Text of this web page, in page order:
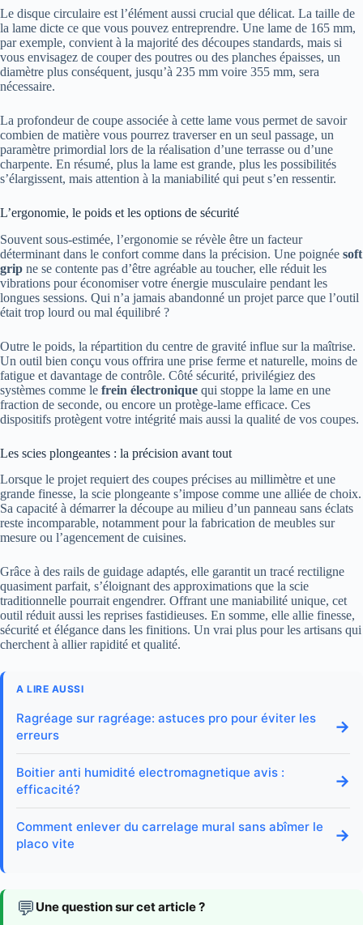
Le disque circulaire est l’élément aussi crucial que délicat. La taille de
la lame dicte ce que vous pouvez entreprendre. Une lame de 165 mm,
par exemple, convient à la majorité des découpes standards, mais si
vous envisagez de couper des poutres ou des planches épaisses, un
diamètre plus conséquent, jusqu’à 235 mm voire 355 mm, sera
nécessaire.
La profondeur de coupe associée à cette lame vous permet de savoir
combien de matière vous pourrez traverser en un seul passage, un
paramètre primordial lors de la réalisation d’une terrasse ou d’une
charpente. En résumé, plus la lame est grande, plus les possibilités
s’élargissent, mais attention à la maniabilité qui peut s’en ressentir.
L’ergonomie, le poids et les options de sécurité
Souvent sous-estimée, l’ergonomie se révèle être un facteur
déterminant dans le confort comme dans la précision. Une poignée soft
grip ne se contente pas d’être agréable au toucher, elle réduit les
vibrations pour économiser votre énergie musculaire pendant les
longues sessions. Qui n’a jamais abandonné un projet parce que l’outil
était trop lourd ou mal équilibré ?
Outre le poids, la répartition du centre de gravité influe sur la maîtrise.
Un outil bien conçu vous offrira une prise ferme et naturelle, moins de
fatigue et davantage de contrôle. Côté sécurité, privilégiez des
systèmes comme le frein électronique qui stoppe la lame en une
fraction de seconde, ou encore un protège-lame efficace. Ces
dispositifs protègent votre intégrité mais aussi la qualité de vos coupes.
Les scies plongeantes : la précision avant tout
Lorsque le projet requiert des coupes précises au millimètre et une
grande finesse, la scie plongeante s’impose comme une alliée de choix.
Sa capacité à démarrer la découpe au milieu d’un panneau sans éclats
reste incomparable, notamment pour la fabrication de meubles sur
mesure ou l’agencement de cuisines.
Grâce à des rails de guidage adaptés, elle garantit un tracé rectiligne
quasiment parfait, s’éloignant des approximations que la scie
traditionnelle pourrait engendrer. Offrant une maniabilité unique, cet
outil réduit aussi les reprises fastidieuses. En somme, elle allie finesse,
sécurité et élégance dans les finitions. Un vrai plus pour les artisans qui
cherchent à allier rapidité et qualité.
A LIRE AUSSI
Ragréage sur ragréage: astuces pro pour éviter les
erreurs
→
Boitier anti humidité electromagnetique avis :
efficacité?
→
Comment enlever du carrelage mural sans abîmer le
placo vite
→
💬 Une question sur cet article ?